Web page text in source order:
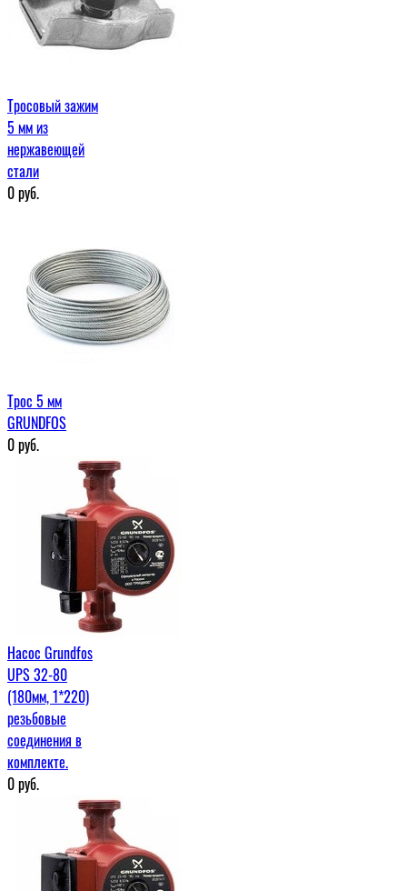
Тросовый зажим
5 мм из
нержавеющей
стали
0руб.
Трос 5 мм
GRUNDFOS
0руб.
Насос Grundfos
UPS 32-80
(180мм, 1*220)
резьбовые
соединения в
комплекте.
0руб.